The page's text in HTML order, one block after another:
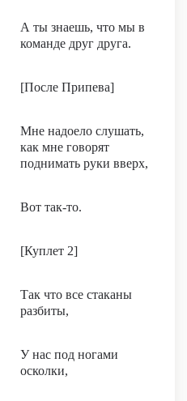
А ты знаешь, что мы в
команде друг друга.
[После Припева]
Мне надоело слушать,
как мне говорят
поднимать руки вверх,
Вот так-то.
[Куплет 2]
Так что все стаканы
разбиты,
У нас под ногами
осколки,